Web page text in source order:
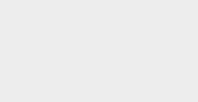
de 4 bureaux